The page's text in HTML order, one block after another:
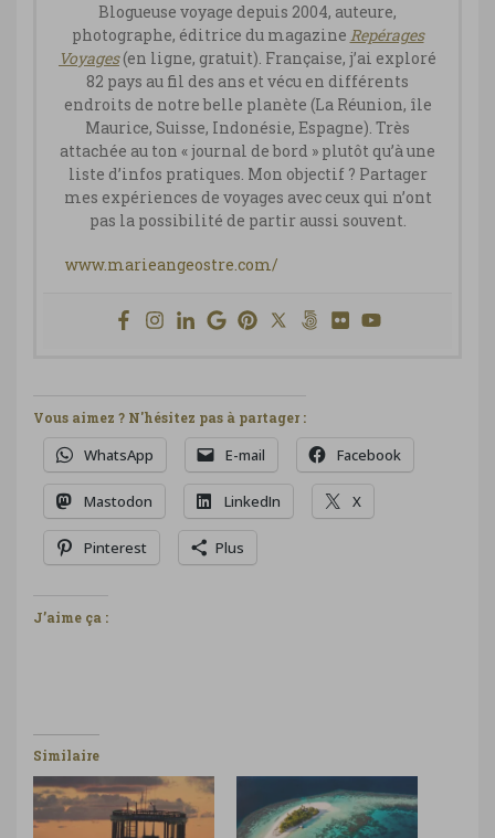
Blogueuse voyage depuis 2004, auteure,
photographe, éditrice du magazine Repérages
Voyages(en ligne, gratuit). Française, j’ai exploré
82 pays au fil des ans et vécu en différents
endroits de notre belle planète (La Réunion, île
Maurice, Suisse, Indonésie, Espagne). Très
attachée au ton « journal de bord » plutôt qu’à une
liste d’infos pratiques. Mon objectif ? Partager
mes expériences de voyages avec ceux qui n’ont
pas la possibilité de partir aussi souvent.
www.marieangeostre.com/
Vous aimez ? N'hésitez pas à partager :
WhatsApp E-mail Facebook
Mastodon LinkedIn X
Pinterest Plus
J’aime ça :
Similaire